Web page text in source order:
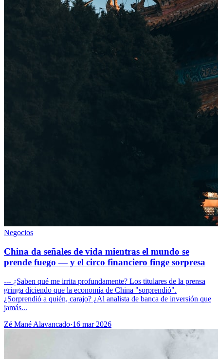
Negocios
China da señales de vida mientras el mundo se
prende fuego — y el circo financiero finge sorpresa
--- ¿Saben qué me irrita profundamente? Los titulares de la prensa
gringa diciendo que la economía de China "sorprendió".
¿Sorprendió a quién, carajo? ¿Al analista de banca de inversión que
jamás...
Zé Mané Alavancado·16 mar 2026